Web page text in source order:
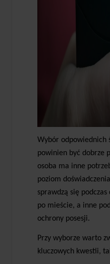
Wybór odpowiednich
powinien być dobrze
osoba ma inne
poziom
sprawdzą się
po mieście, a inne
ochrony posesji.
Przy wyborze warto
kluczowych kwestii,